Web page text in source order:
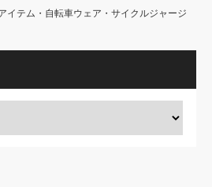
イテム・自転車ウェア・サイクルジャージ